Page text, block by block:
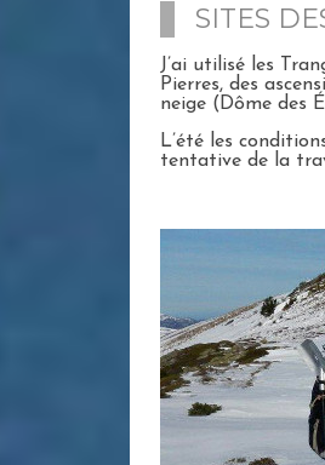
SITES
J’ai utilisé les
Pierres, des
neige (Dôme des
L’été les
tentative de la